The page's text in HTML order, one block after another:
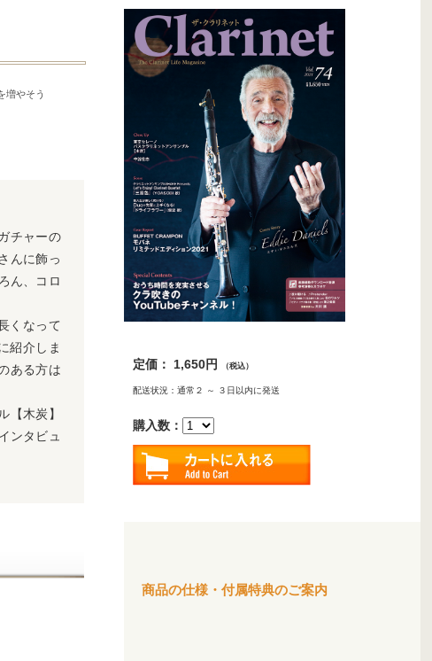
定価： 1,650円 （税込）
配送状況：通常２ ～ ３日以内に発送
購入数：
商品の仕様・付属特典のご案内
増やそう
チャーの
んに飾っ
ん、コロ
くなって
紹介しま
ある方は
【木炭】
ンタビュ